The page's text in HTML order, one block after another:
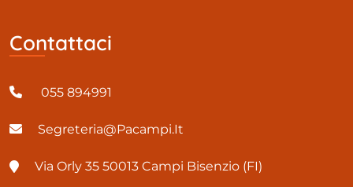
Contattaci
055 894991
Segreteria@pacampi.it
Via Orly 35 50013 Campi Bisenzio (FI)